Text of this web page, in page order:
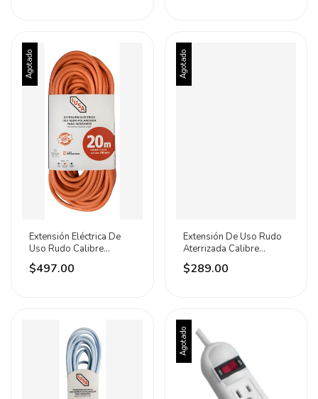
Agotado
Extensión Eléctrica De
Uso Rudo Calibre
16awg 20 Metros Iusa
Naranja
$497.00
Agotado
Extensión De Uso Rudo
Aterrizada Calibre
16awg 8 Metros Iusa
$289.00
Agotado